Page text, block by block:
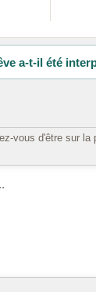
a-t-il été
vous d'être sur la